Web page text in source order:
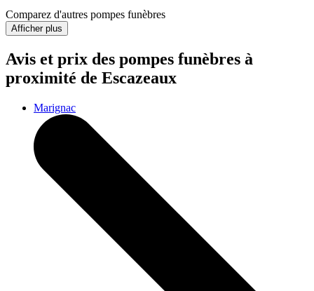
Comparez d'autres pompes funèbres
Afficher plus
Avis et prix des pompes funèbres à
proximité de Escazeaux
Marignac